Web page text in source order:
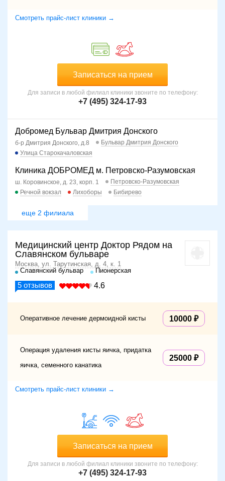
Смотреть прайс-лист клиники →
Записаться на прием
Для записи в любой филиал клиники звоните по телефону:
+7 (495) 324-17-93
Добромед Бульвар Дмитрия Донского
б-р Дмитрия Донского, д.8
Бульвар Дмитрия Донского
Улица Старокачаловская
Клиника ДОБРОМЕД м. Петровско-Разумовская
ш. Коровинское, д. 23, корп. 1
Петровско-Разумовская
Речной вокзал
Лихоборы Бибирево
еще 2 филиала
Медицинский центр Доктор Рядом на
Славянском бульваре
Москва, ул. Тарутинская, д. 4, к. 1
Славянский бульвар
Пионерская
5 отзывов 4.6
Оперативное лечение дермоидной кисты 10000
Операция удаления кисты яичка, придатка
яичка, семенного канатика
25000
Смотреть прайс-лист клиники →
Записаться на прием
Для записи в любой филиал клиники звоните по телефону:
+7 (495) 324-17-93